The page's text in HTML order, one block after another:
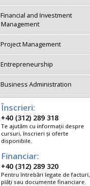
Financial and Investment
Management
Project Management
Entrepreneurship
Business Administration
Înscrieri:
+40 (312) 289 318
Te ajutăm cu informații despre
cursuri, înscrieri și oferte
disponibile.
Financiar:
+40 (312) 289 320
Pentru întrebări legate de facturi,
plăți sau documente financiare.